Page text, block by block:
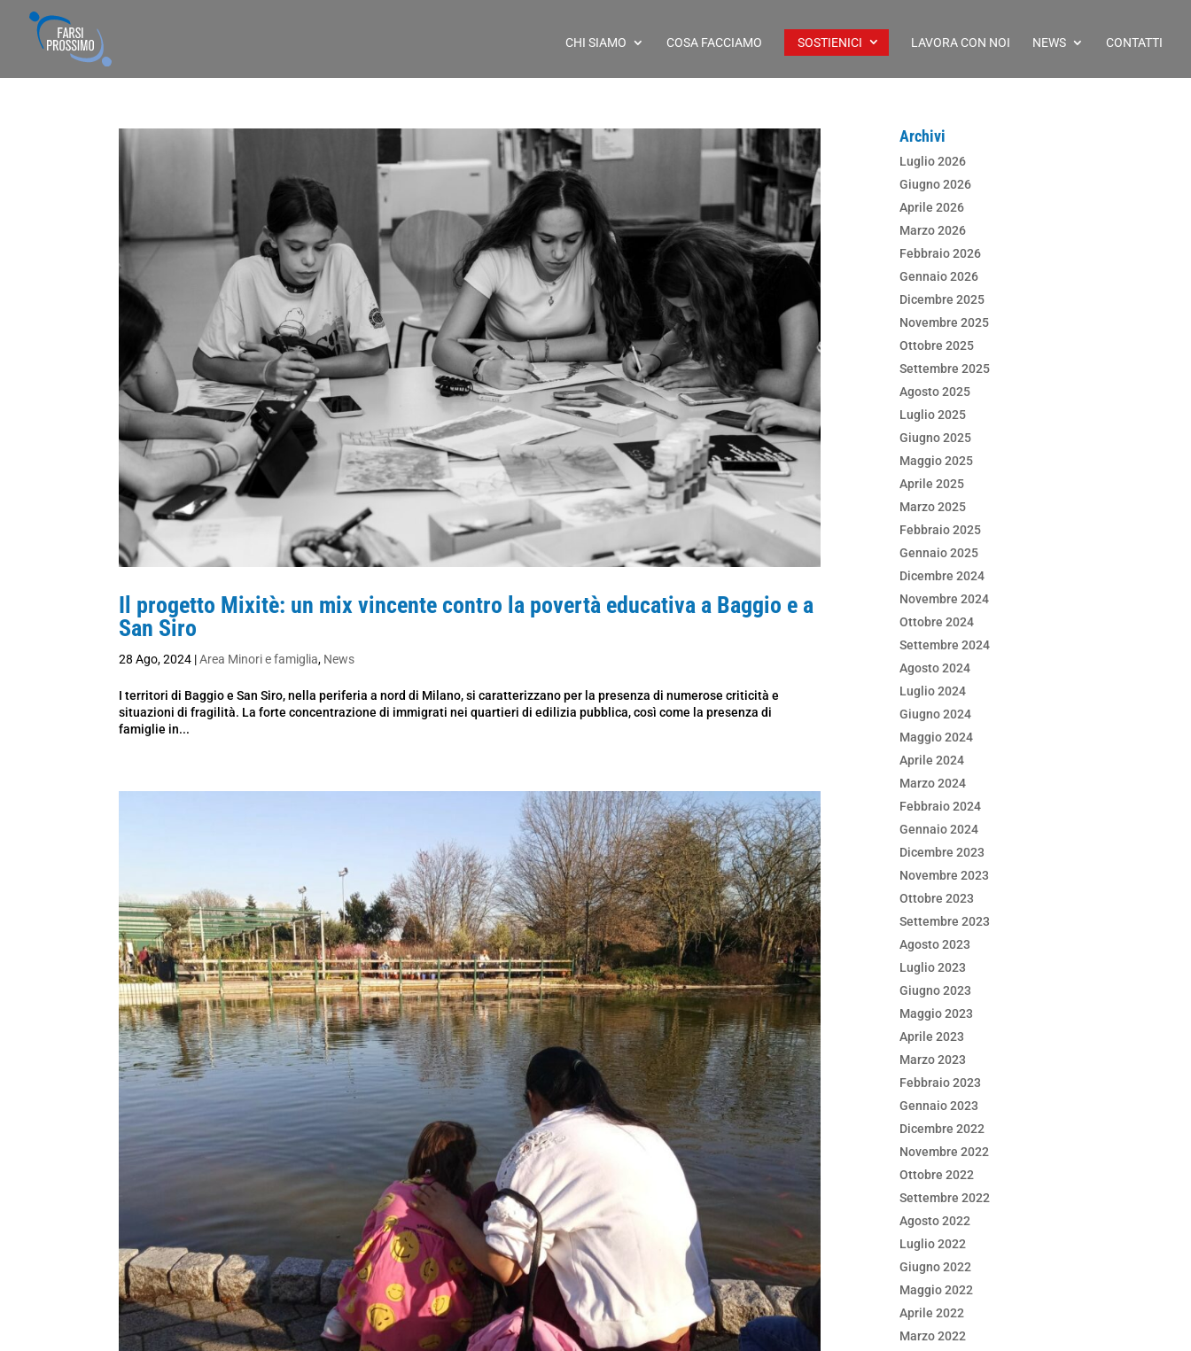
CHI SIAMO COSA FACCIAMO SOSTIENICI LAVORA CON NOI NEWS CONTATTI
Il progetto Mixitè: un mix vincente contro la povertà educativa a Baggio e a
San Siro
28 Ago, 2024 |Area Minori e famiglia, News
I territori di Baggio e San Siro, nella periferia a nord di Milano, si caratterizzano per la presenza di numerose criticità e
situazioni di fragilità. La forte concentrazione di immigrati nei quartieri di edilizia pubblica, così come la presenza di
famiglie in...
Archivi
Luglio 2026
Giugno 2026
Aprile 2026
Marzo 2026
Febbraio 2026
Gennaio 2026
Dicembre 2025
Novembre 2025
Ottobre 2025
Settembre 2025
Agosto 2025
Luglio 2025
Giugno 2025
Maggio 2025
Aprile 2025
Marzo 2025
Febbraio 2025
Gennaio 2025
Dicembre 2024
Novembre 2024
Ottobre 2024
Settembre 2024
Agosto 2024
Luglio 2024
Giugno 2024
Maggio 2024
Aprile 2024
Marzo 2024
Febbraio 2024
Gennaio 2024
Dicembre 2023
Novembre 2023
Ottobre 2023
Settembre 2023
Agosto 2023
Luglio 2023
Giugno 2023
Maggio 2023
Aprile 2023
Marzo 2023
Febbraio 2023
Gennaio 2023
Dicembre 2022
Novembre 2022
Ottobre 2022
Settembre 2022
Agosto 2022
Luglio 2022
Giugno 2022
Maggio 2022
Aprile 2022
Marzo 2022